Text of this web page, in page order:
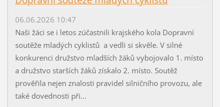
06.06.2026 10:47
Naši žáci se i letos zúčastnili krajského kola Dopravní
soutěže mladých cyklistů a vedli si skvěle. V silné
konkurenci družstvo mladších žáků vybojovalo 1. místo
a družstvo starších žáků získalo 2. místo. Soutěž
prověřila nejen znalosti pravidel silničního provozu, ale
také dovednosti při...